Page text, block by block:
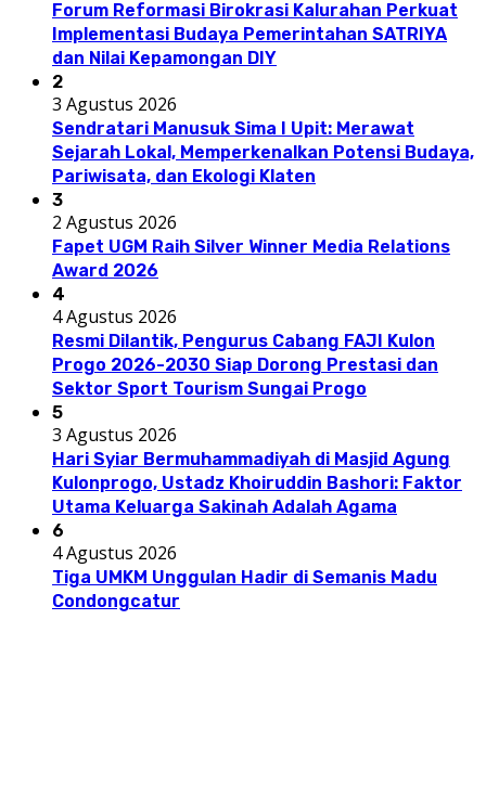
Forum Reformasi Birokrasi Kalurahan Perkuat
Implementasi Budaya Pemerintahan SATRIYA
dan Nilai Kepamongan DIY
2
3 Agustus 2026
Sendratari Manusuk Sima I Upit: Merawat
Sejarah Lokal, Memperkenalkan Potensi Budaya,
Pariwisata, dan Ekologi Klaten
3
2 Agustus 2026
Fapet UGM Raih Silver Winner Media Relations
Award 2026
4
4 Agustus 2026
Resmi Dilantik, Pengurus Cabang FAJI Kulon
Progo 2026-2030 Siap Dorong Prestasi dan
Sektor Sport Tourism Sungai Progo
5
3 Agustus 2026
Hari Syiar Bermuhammadiyah di Masjid Agung
Kulonprogo, Ustadz Khoiruddin Bashori: Faktor
Utama Keluarga Sakinah Adalah Agama
6
4 Agustus 2026
Tiga UMKM Unggulan Hadir di Semanis Madu
Condongcatur